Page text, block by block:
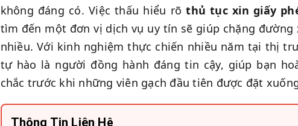
không đáng có. Việc thấu hiểu rõthủ tục xin giấy
tìm đến một đơn vị dịch vụ uy tín sẽ giúp chặng
nhiều. Với kinh nghiệm thực chiến nhiều năm tại thị
tự hào là người đồng hành đáng tin cậy, giúp bạn
chắc trước khi những viên gạch đầu tiên được đặt
Thông Tin Liên Hệ